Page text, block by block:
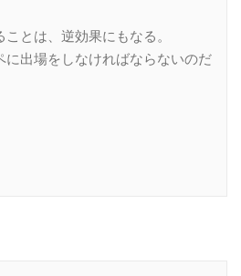
とは、逆効果にもなる。
に出場をしなければならないのだ